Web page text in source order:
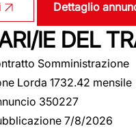
Dettaglio
IE DEL
Somministrazione
Lorda 1732.42 mensile
350227
7/8/2026